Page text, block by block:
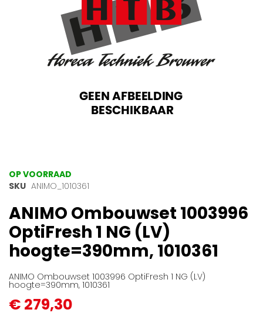
Ga
naar
begin
van
de
afbeeldingen-
gallerij
OP VOORRAAD
SKU ANIMO_1010361
ANIMO Ombouwset 1003996
OptiFresh 1 NG (LV)
hoogte=390mm, 1010361
ANIMO Ombouwset 1003996 OptiFresh 1 NG (LV)
hoogte=390mm, 1010361
€ 279,30